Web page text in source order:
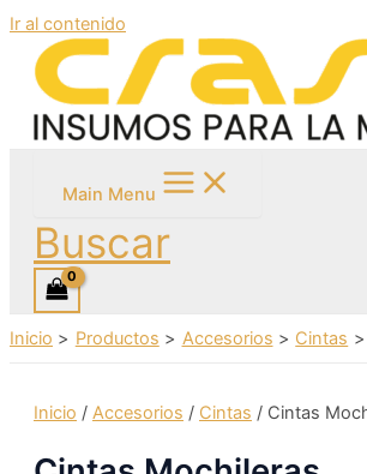
Ir al contenido
Main Menu
Buscar
Inicio Productos Accesorios Cintas
Inicio / Accesorios / Cintas / Cintas